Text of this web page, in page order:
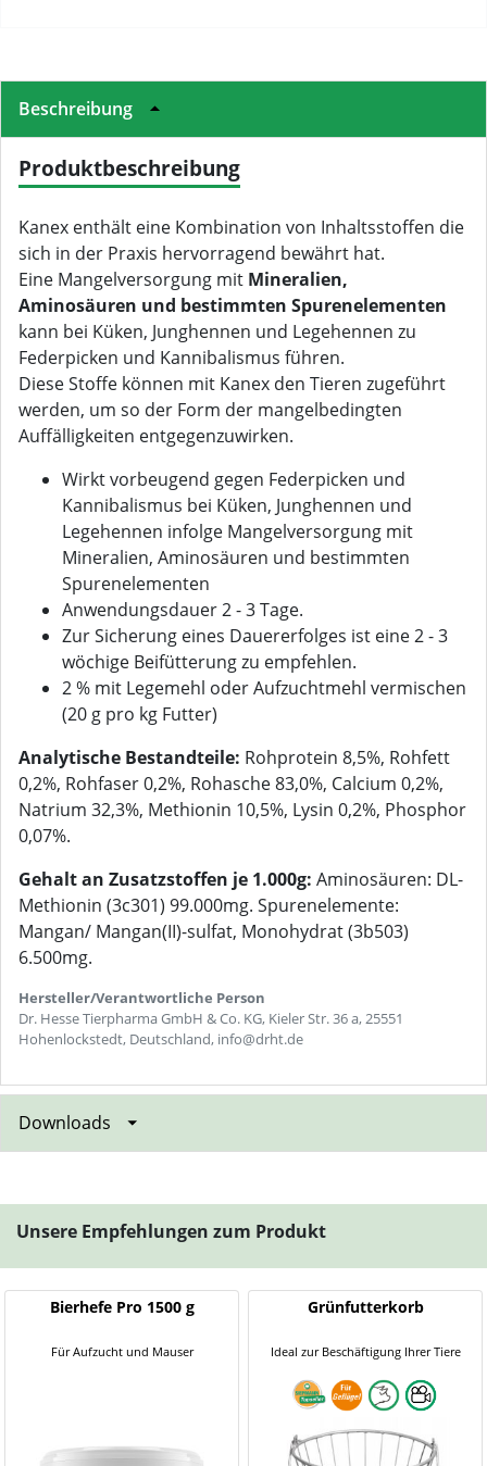
Beschreibung
Produktbeschreibung
Kanex enthält eine Kombination von Inhaltsstoffen die
sich in der Praxis hervorragend bewährt hat.
Eine Mangelversorgung mit Mineralien,
Aminosäuren und bestimmten Spurenelementen
kann bei Küken, Junghennen und Legehennen zu
Federpicken und Kannibalismus führen.
Diese Stoffe können mit Kanex den Tieren zugeführt
werden, um so der Form der mangelbedingten
Auffälligkeiten entgegenzuwirken.
Wirkt vorbeugend gegen Federpicken und
Kannibalismus bei Küken, Junghennen und
Legehennen infolge Mangelversorgung mit
Mineralien, Aminosäuren und bestimmten
Spurenelementen
Anwendungsdauer 2 - 3 Tage.
Zur Sicherung eines Dauererfolges ist eine 2 - 3
wöchige Beifütterung zu empfehlen.
2 % mit Legemehl oder Aufzuchtmehl vermischen
(20 g pro kg Futter)
Analytische Bestandteile: Rohprotein 8,5%, Rohfett
0,2%, Rohfaser 0,2%, Rohasche 83,0%, Calcium 0,2%,
Natrium 32,3%, Methionin 10,5%, Lysin 0,2%, Phosphor
0,07%.
Gehalt an Zusatzstoffen je 1.000g: Aminosäuren: DL-
Methionin (3c301) 99.000mg. Spurenelemente:
Mangan/ Mangan(II)-sulfat, Monohydrat (3b503)
6.500mg.
Hersteller/Verantwortliche Person
Dr. Hesse Tierpharma GmbH & Co. KG, Kieler Str. 36 a, 25551
Hohenlockstedt, Deutschland, info@drht.de
Downloads
Unsere Empfehlungen zum Produkt
Bierhefe Pro 1500 g
Für Aufzucht und Mauser
Grünfutterkorb
Ideal zur Beschäftigung Ihrer Tiere